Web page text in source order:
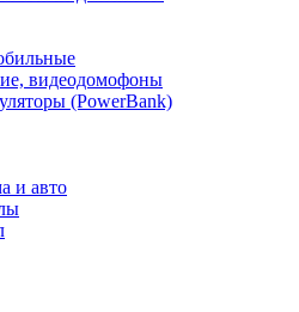
видеодомофоны
(PowerBank)
и авто